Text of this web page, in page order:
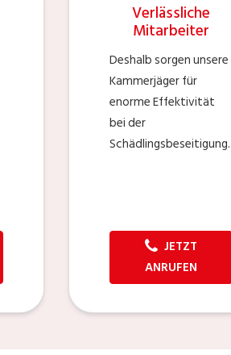
Verlässliche
Mitarbeiter
Deshalb sorgen unsere
Kammerjäger für
enorme Effektivität
bei der
Schädlingsbeseitigung.
JETZT
ANRUFEN